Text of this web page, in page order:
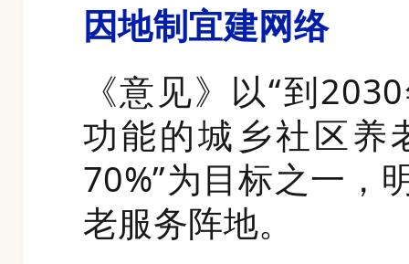
因地制宜建网络
《意见》以“到
功能的城乡社区养
70%”为目标之一，
老服务阵地。